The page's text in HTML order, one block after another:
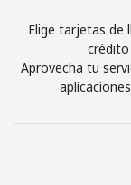
Elige tarjetas de
crédito
Aprovecha tu